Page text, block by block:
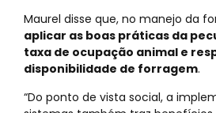
Maurel disse que, no manejo da
aplicar as boas práticas da
taxa de ocupação animal e
disponibilidade de forragem.
“Do ponto de vista social, a